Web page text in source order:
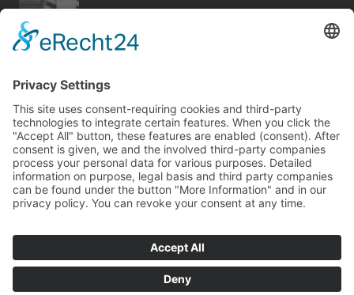
keller fenster holz zaun
finanzierung
sicherheit
badezimmer modernisieren
renovieren
garten
fußboden immobilien
rund ums haus
feuer
entfeuchtung photovoltaik küche
möbel